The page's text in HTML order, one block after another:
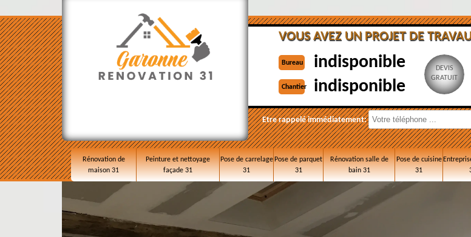
VOUS AVEZ UN PROJET DE
Bureau indisponible
Chantier indisponible
DEVIS
GRATUIT
Etre rappelé immédiatement:
Rénovation de
maison 31
Peinture et nettoyage
façade 31
Pose de carrelage
31
Pose de parquet
31
Rénovation salle de
bain 31
Pose de cuisine
31